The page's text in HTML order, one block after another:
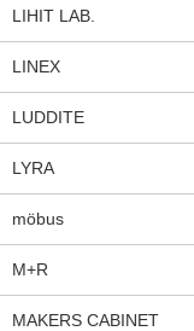
LIHIT LAB.
LINEX
LUDDITE
LYRA
möbus
M+R
MAKERS CABINET